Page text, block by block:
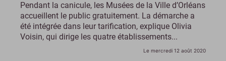
Pendant la canicule, les Musées de la Ville d’Orléans
accueillent le public gratuitement. La démarche a
été intégrée dans leur tarification, explique Olivia
Voisin, qui dirige les quatre établissements...
Le mercredi 12 août 2020